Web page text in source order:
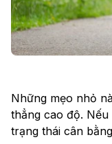
Những mẹo nhỏ
thẳng cao độ.
trạng thái cân